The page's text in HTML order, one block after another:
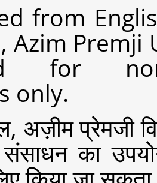
from
Azim Premji
for non-
only.
अज़ीम प्रेमजी
का